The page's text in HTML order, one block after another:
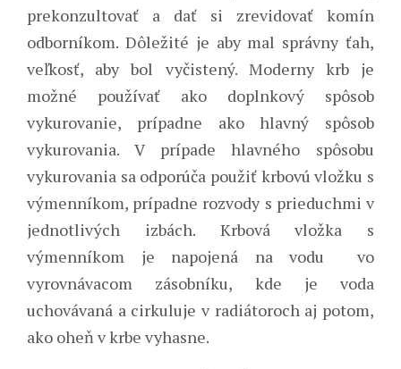
prekonzultovať a dať si zrevidovať komín
odborníkom. Dôležité je aby mal správny ťah,
veľkosť, aby bol vyčistený. Moderny krb je
možné používať ako doplnkový spôsob
vykurovanie, prípadne ako hlavný spôsob
vykurovania. V prípade hlavného spôsobu
vykurovania sa odporúča použiť krbovú vložku s
výmenníkom, prípadne rozvody s prieduchmi v
jednotlivých izbách. Krbová vložka s
výmenníkom je napojená na vodu vo
vyrovnávacom zásobníku, kde je voda
uchovávaná a cirkuluje v radiátoroch aj potom,
ako oheň v krbe vyhasne.